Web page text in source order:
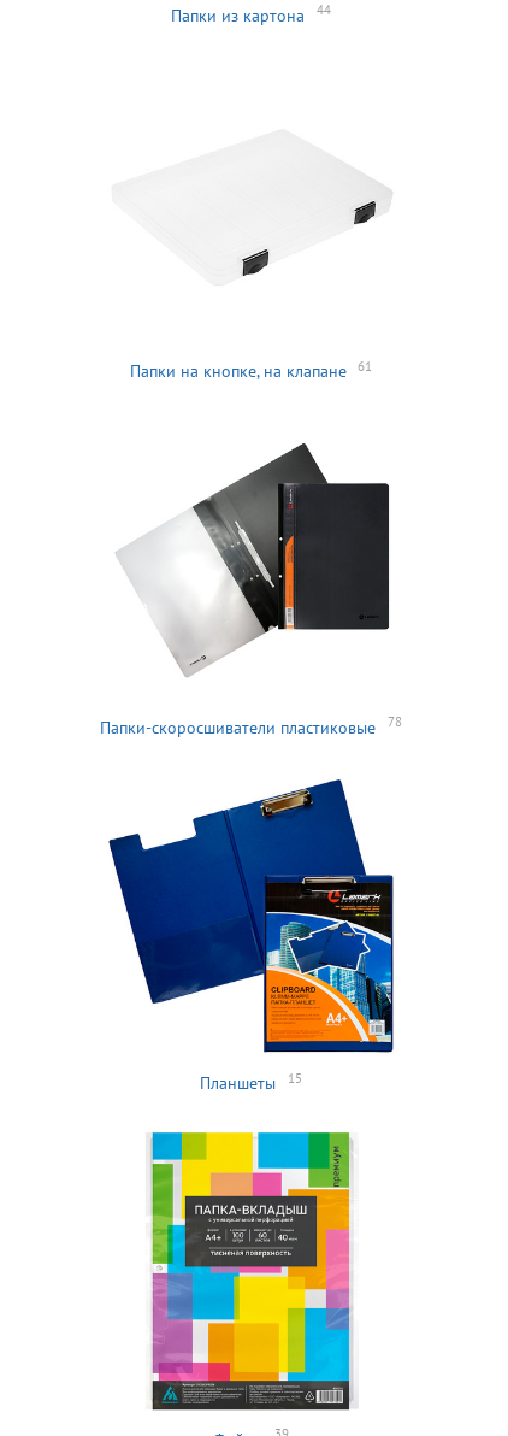
Папки из картона 44
Папки на кнопке, на клапане 61
Папки-скоросшиватели пластиковые 78
Планшеты 15